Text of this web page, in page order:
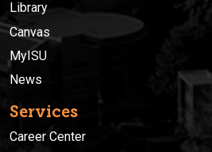
Library
Canvas
MyISU
News
Services
Career Center